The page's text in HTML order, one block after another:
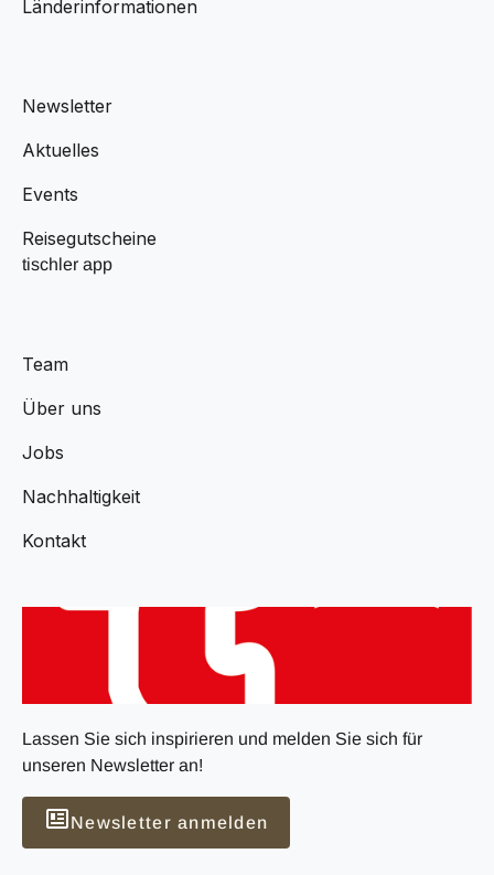
Länderinformationen
Newsletter
Aktuelles
Events
Reisegutscheine
tischler app
Team
Über uns
Jobs
Nachhaltigkeit
Kontakt
Lassen Sie sich inspirieren und melden Sie sich für
unseren Newsletter an!
Newsletter anmelden